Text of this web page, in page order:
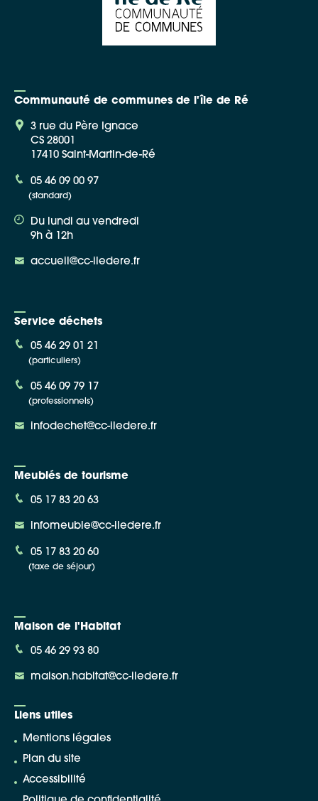
Communauté de communes de l'île de Ré
3 rue du Père Ignace
CS 28001
17410 Saint-Martin-de-Ré
05 46 09 00 97
(standard)
Du lundi au vendredi
9h à 12h
accueil@cc-iledere.fr
Service déchets
05 46 29 01 21
(particuliers)
05 46 09 79 17
(professionnels)
infodechet@cc-iledere.fr
Meublés de tourisme
05 17 83 20 63
infomeuble@cc-iledere.fr
05 17 83 20 60
(taxe de séjour)
Maison de l'Habitat
05 46 29 93 80
maison.habitat@cc-iledere.fr
Liens utiles
Mentions légales
Plan du site
Accessibilité